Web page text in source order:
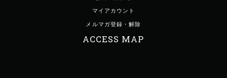
マイアカウント
メルマガ登録・解除
ACCESS MAP